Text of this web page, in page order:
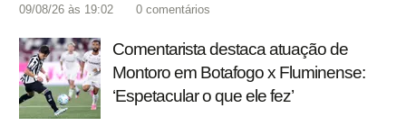
09/08/26 às 19:02 0 comentários
Comentarista destaca atuação de
Montoro em Botafogo x Fluminense:
‘Espetacular o que ele fez’